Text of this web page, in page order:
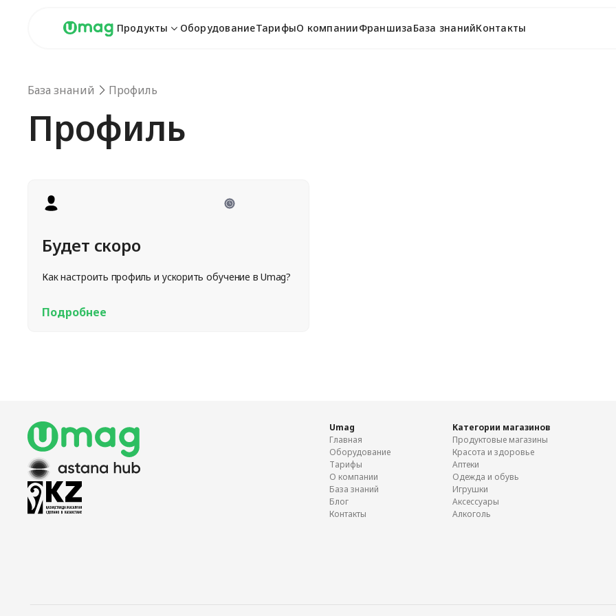
Продукты ОборудованиеТарифыО компанииФраншизаБаза знанийКонтакты
База знаний Профиль
Профиль
Будет скоро
Как настроить профиль и ускорить обучение в Umag?
Подробнее
Umag
Главная
Оборудование
Тарифы
О компании
База знаний
Блог
Контакты
Категории магазинов
Продуктовые магазины
Красота и здоровье
Аптеки
Одежда и обувь
Игрушки
Аксессуары
Алкоголь